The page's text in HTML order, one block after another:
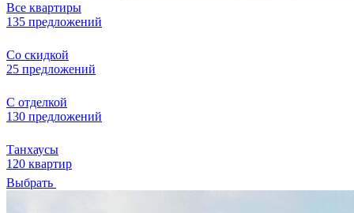
Все квартиры
135 предложений
Со скидкой
25 предложений
С отделкой
130 предложений
Танхаусы
120 квартир
Выбрать